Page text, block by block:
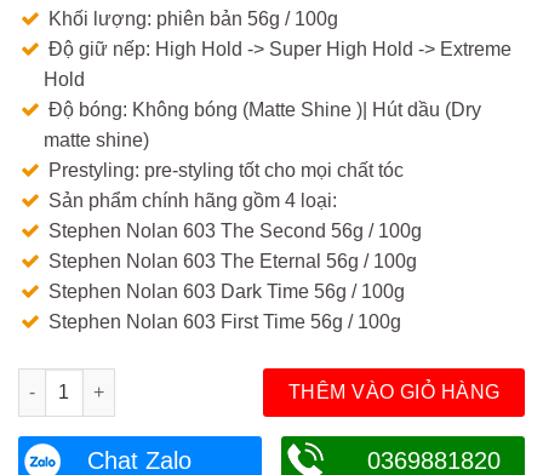
Khối lượng: phiên bản 56g / 100g
Độ giữ nếp: High Hold -> Super High Hold -> Extreme
Hold
Độ bóng: Không bóng (Matte Shine )| Hút dầu (Dry
matte shine)
Prestyling: pre-styling tốt cho mọi chất tóc
Sản phẩm chính hãng gồm 4 loại:
Stephen Nolan 603 The Second 56g / 100g
Stephen Nolan 603 The Eternal 56g / 100g
Stephen Nolan 603 Dark Time 56g / 100g
Stephen Nolan 603 First Time 56g / 100g
Sáp vuốt tóc Stephen Nolan 603 chính hãng số lượng
THÊM VÀO GIỎ HÀNG
Chat Zalo 0369881820